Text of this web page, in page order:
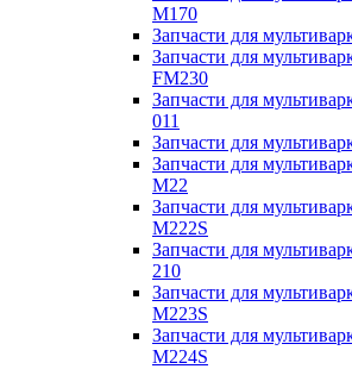
M170
Запчасти для
Запчасти для
FM230
Запчасти для
011
Запчасти для
Запчасти для
M22
Запчасти для
M222S
Запчасти для
210
Запчасти для
M223S
Запчасти для
M224S